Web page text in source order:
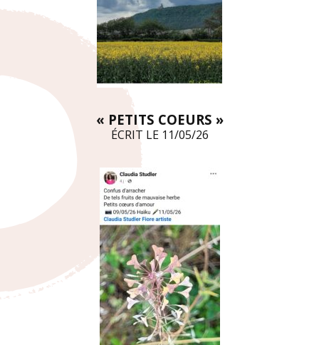
« PETITS COEURS »
ÉCRIT LE 11/05/26